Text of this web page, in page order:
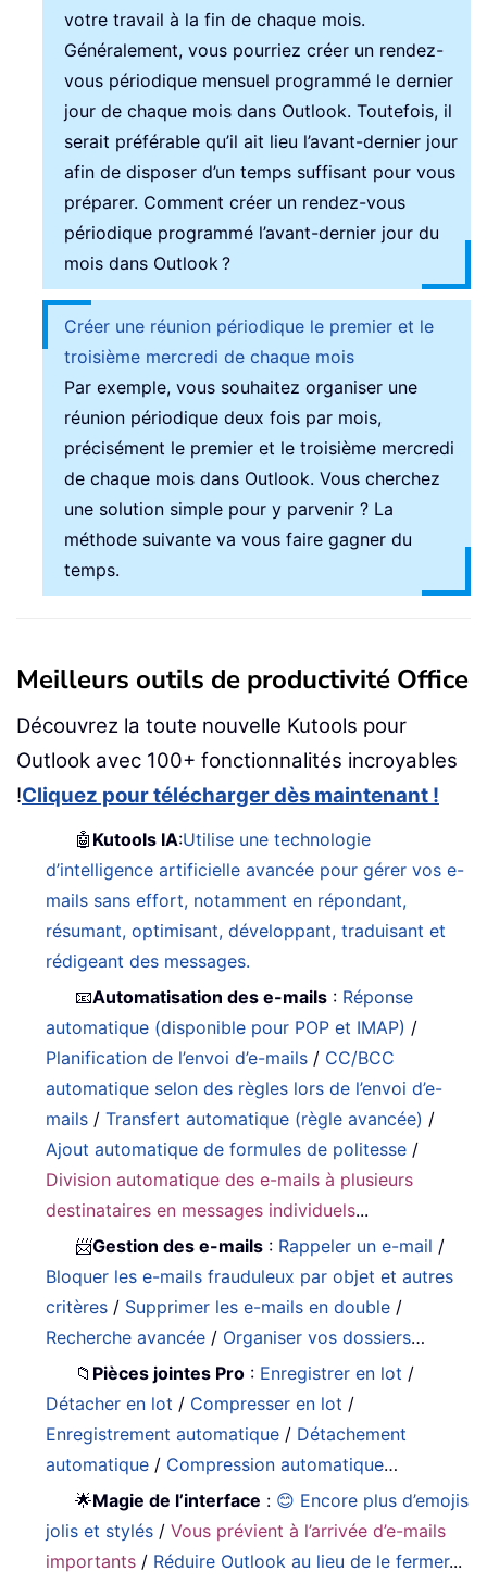
votre travail à la fin de chaque mois.
Généralement, vous pourriez créer un rendez-
vous périodique mensuel programmé le dernier
jour de chaque mois dans Outlook. Toutefois, il
serait préférable qu’il ait lieu l’avant-dernier jour
afin de disposer d’un temps suffisant pour vous
préparer. Comment créer un rendez-vous
périodique programmé l’avant-dernier jour du
mois dans Outlook ?
Créer une réunion périodique le premier et le
troisième mercredi de chaque mois
Par exemple, vous souhaitez organiser une
réunion périodique deux fois par mois,
précisément le premier et le troisième mercredi
de chaque mois dans Outlook. Vous cherchez
une solution simple pour y parvenir ? La
méthode suivante va vous faire gagner du
temps.
Meilleurs outils de productivité Office
Découvrez la toute nouvelle Kutools pour
Outlook avec 100+ fonctionnalités incroyables
!Cliquez pour télécharger dès maintenant !
🤖 Kutools IA:Utilise une technologie
d’intelligence artificielle avancée pour gérer vos e-
mails sans effort, notamment en répondant,
résumant, optimisant, développant, traduisant et
rédigeant des messages.
📧Automatisation des e-mails : Réponse
automatique (disponible pour POP et IMAP) /
Planification de l’envoi d’e-mails / CC/BCC
automatique selon des règles lors de l’envoi d’e-
mails /Transfert automatique (règle avancée) /
Ajout automatique de formules de politesse /
Division automatique des e-mails à plusieurs
destinataires en messages individuels...
📨Gestion des e-mails : Rappeler un e-mail /
Bloquer les e-mails frauduleux par objet et autres
critères / Supprimer les e-mails en double /
Recherche avancée / Organiser vos dossiers…
📁 Pièces jointes Pro : Enregistrer en lot /
Détacher en lot / Compresser en lot /
Enregistrement automatique / Détachement
automatique / Compression automatique…
🌟Magie de l’interface : 😊 Encore plus d’emojis
jolis et stylés /Vous prévient à l’arrivée d’e-mails
importants / Réduire Outlook au lieu de le fermer...